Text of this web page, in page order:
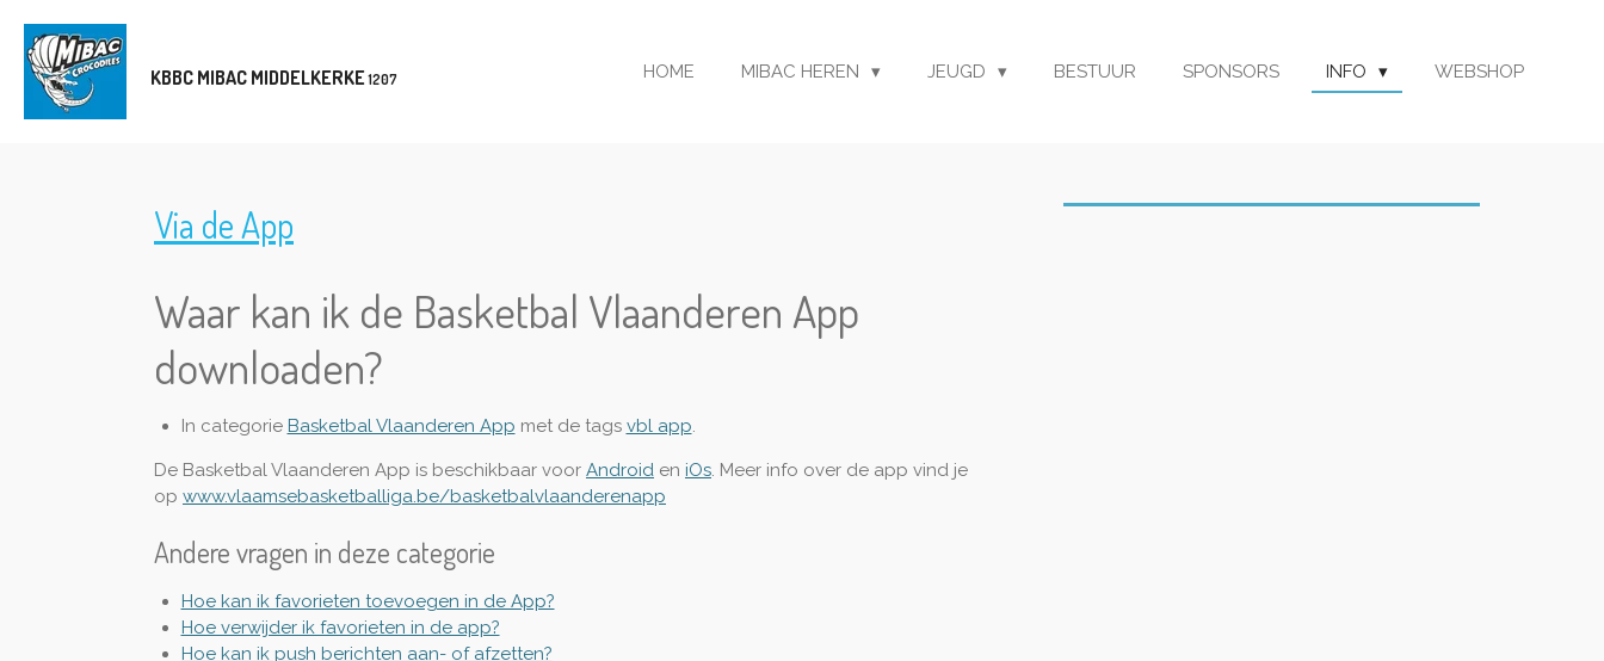
Ga
direct
naar
KBBC MIBAC MIDDELKERKE1207 HOME MIBAC HEREN JEUGD BESTUUR SPONSORS INFO WEBSHOP
Via de App
Waar kan ik de Basketbal Vlaanderen App
downloaden?
In categorie Basketbal Vlaanderen App met de tags vbl app
De Basketbal Vlaanderen App is beschikbaar voor Android en iOs . Meer info over de app vind je
op www.vlaamsebasketballiga.be/basketbalvlaanderenapp
Andere vragen in deze categorie
Hoe kan ik favorieten toevoegen in de App?
Hoe verwijder ik favorieten in de app?
Hoe kan ik push berichten aan- of afzetten?